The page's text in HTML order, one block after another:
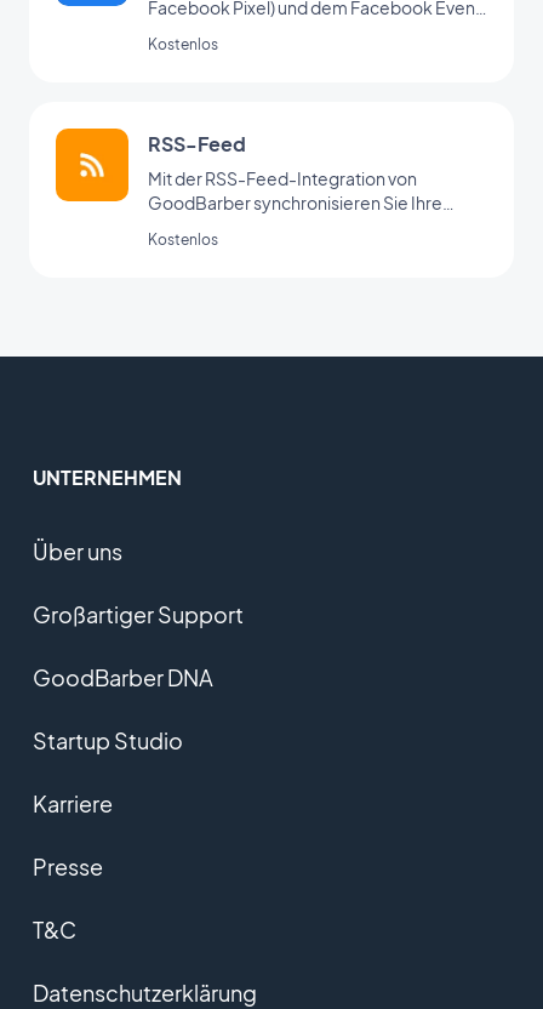
Facebook Pixel) und dem Facebook Event
Nutzerverhaltens und zur
Kostenlos
RSS-Feed
Mit der RSS-Feed-Integration von
GoodBarber synchronisieren Sie Ihre
Kostenlos
UNTERNEHMEN
Über uns
Großartiger Support
GoodBarber DNA
Startup Studio
Karriere
Presse
T&C
Datenschutzerklärung